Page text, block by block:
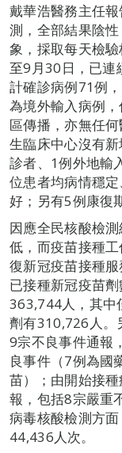
戴華浩醫務主任
測，全部結果陰
象，採取每天檢
至9月30日，已連
計確診病例71例
為境外輸入病例
區傳播，亦無任
生臨床中心沒有
診者、1例外地輸
位患者均病情穩
好；另有5例康復
因應全民核酸檢
低，而疫苗接種
復新冠疫苗接種
已接種新冠疫苗
363,744人，其中
劑有310,726人。
9宗不良事件通報
良事件（7例為國
苗）；由開始接
報，包括8宗嚴重
病毒核酸檢測方
44,436人次。